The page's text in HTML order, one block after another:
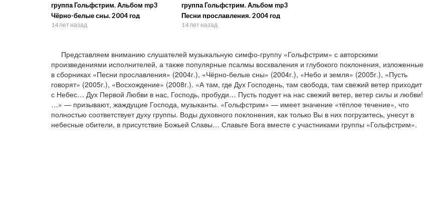
группа Гольфстрим. Альбом mp3
Чёрно-белые сны. 2004 год
14 лет назад
группа Гольфстрим. Альбом mp3
Песни прославления. 2004 год
14 лет назад
Представляем вниманию слушателей музыкальную симфо-группу «Гольфстрим» с авторскими
произведениями исполнителей, а также популярные псалмы восхваления и глубокого поклонения, изложенные
в сборниках «Песни прославления» (2004г.), «Чёрно-белые сны» (2004г.), «Небо и земля» (2005г.), «Пусть
говорят» (2005г.), «Восхождение» (2008г.). «А там, где Дух Господень, там свобода, там свежий ветер приходит
с Небес… Дух Первой Любви в нас, Господь, пробуди… Пусть подует на нас свежий ветер, ветер силы и любви!
…» — призывают, жаждущие Господа, музыканты. «Гольфстрим» — имеет значение «тёплое течение», что
полностью соответствует духу группы. Воды духовного поклонения, как только Вы в них погрузитесь, унесут в
небесные обители, в присутствие Божьей Славы… Славьте Бога вместе с участниками группы «Гольфстрим».